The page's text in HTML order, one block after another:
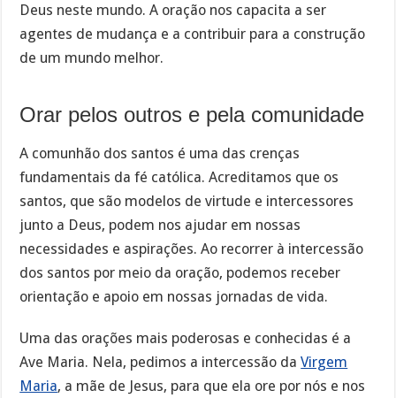
Deus neste mundo. A oração nos capacita a ser
agentes de mudança e a contribuir para a construção
de um mundo melhor.
Orar pelos outros e pela comunidade
A comunhão dos santos é uma das crenças
fundamentais da fé católica. Acreditamos que os
santos, que são modelos de virtude e intercessores
junto a Deus, podem nos ajudar em nossas
necessidades e aspirações. Ao recorrer à intercessão
dos santos por meio da oração, podemos receber
orientação e apoio em nossas jornadas de vida.
Uma das orações mais poderosas e conhecidas é a
Ave Maria. Nela, pedimos a intercessão daVirgem
Maria, a mãe de Jesus, para que ela ore por nós e nos